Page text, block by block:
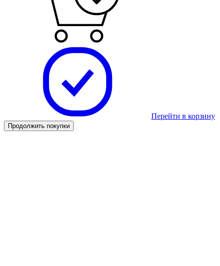
Перейти в корзину
Продолжить покупки